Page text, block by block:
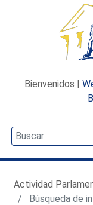
Bienvenidos |
Actividad
Búsqueda de